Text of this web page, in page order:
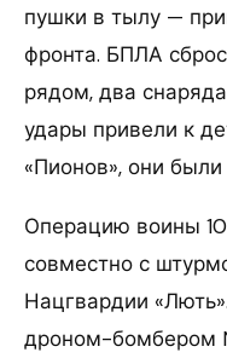
пушки в тылу —
фронта. БПЛА
рядом, два
удары привели к
«Пионов», они
Операцию воины
совместно с
Нацгвардии
дроном-бомбером